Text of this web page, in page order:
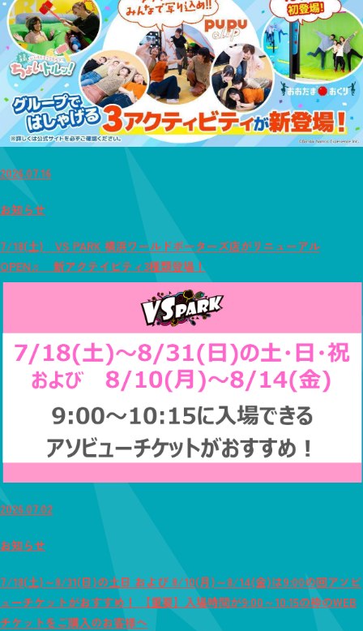
2026.07.16
お知らせ
7/18(土) VS PARK 横浜ワールドポーターズ店がリニューアル
OPEN♬ 新アクテイビティ3種類登場！
2026.07.02
お知らせ
7/18(土)～8/31(日)の土日 および 8/10(月)～8/14(金)は9:00の回アソビ
ューチケットがおすすめ！ 【重要】入場時間が9:00～10:15の枠のWEB
チケットをご購入のお客様へ